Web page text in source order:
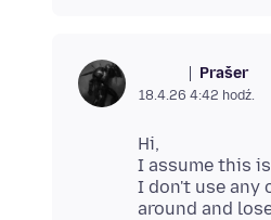
Prašer
18.4.26 4:42 hodź.
Hi,
I assume this
I don't use any
around and